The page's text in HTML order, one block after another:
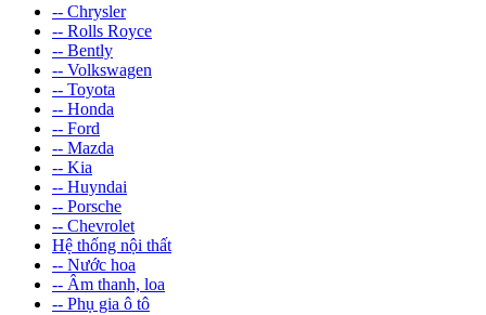
-- Chrysler
-- Rolls Royce
-- Bently
-- Volkswagen
-- Toyota
-- Honda
-- Ford
-- Mazda
-- Kia
-- Huyndai
-- Porsche
-- Chevrolet
Hệ thống nội thất
-- Nước hoa
-- Âm thanh, loa
-- Phụ gia ô tô